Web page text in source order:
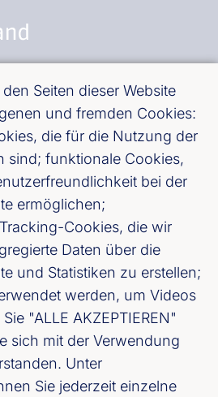
Seiten dieser Website
und fremden Cookies:
die für die Nutzung der
sind; funktionale Cookies,
bei der
ermöglichen;
Cookies, die wir
Daten über die
und Statistiken zu erstellen;
werden, um Videos
"ALLE AKZEPTIEREN"
sich mit der Verwendung
Unter
Sie jederzeit einzelne
Banken e. V.
Berlin